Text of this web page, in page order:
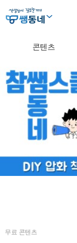
콘텐츠
무료 콘텐츠